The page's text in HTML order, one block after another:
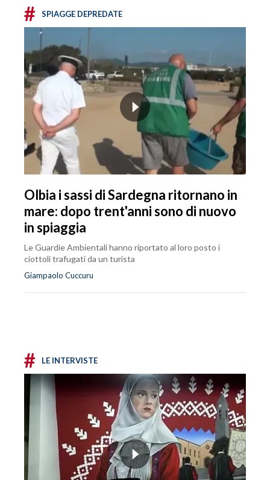
# SPIAGGE DEPREDATE
Olbia i sassi di Sardegna ritornano in
mare: dopo trent'anni sono di nuovo
in spiaggia
Le Guardie Ambientali hanno riportato al loro posto i
ciottoli trafugati da un turista
Giampaolo Cuccuru
# LE INTERVISTE